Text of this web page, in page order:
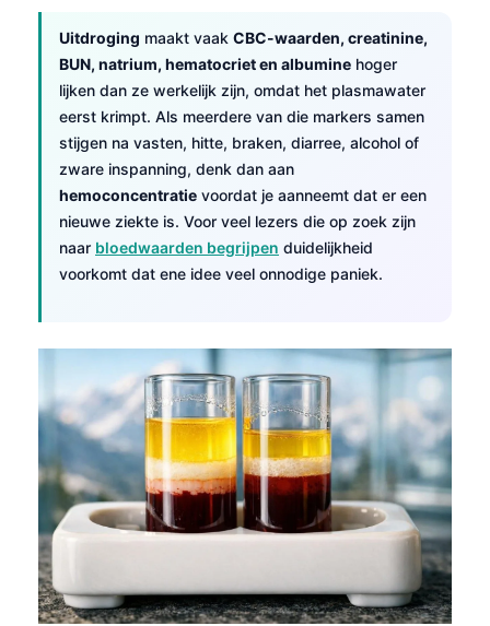
Uitdroging maakt vaak CBC-waarden, creatinine,
BUN, natrium, hematocriet en albumine hoger
lijken dan ze werkelijk zijn, omdat het plasmawater
eerst krimpt. Als meerdere van die markers samen
stijgen na vasten, hitte, braken, diarree, alcohol of
zware inspanning, denk dan aan
hemoconcentratie voordat je aanneemt dat er een
nieuwe ziekte is. Voor veel lezers die op zoek zijn
naar bloedwaarden begrijpen duidelijkheid
voorkomt dat ene idee veel onnodige paniek.